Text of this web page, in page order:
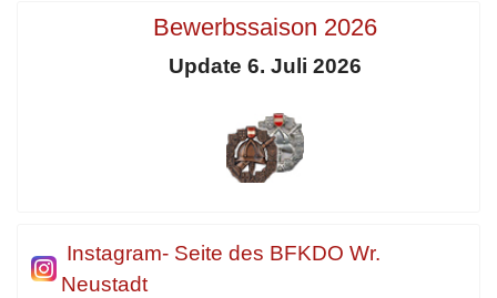
Bewerbssaison 2026
Update 6. Juli 2026
Instagram- Seite des BFKDO Wr.
Neustadt